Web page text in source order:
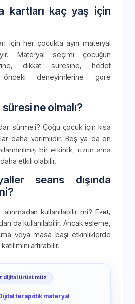
kartları kaç yaş için
için her çocukta aynı materyal
Materyal seçimi çocuğun
dikkat süresine, hedef
deneyimlerine göre
süresi ne olmalı?
sürmeli? Çoğu çocuk için kısa
daha verimlidir. Beş ya da on
bir etkinlik, uzun ama
daha etkili olabilir.
seans dışında
alınmadan kullanılabilir mi? Evet,
da kullanılabilir. Ancak eşleme,
veya masa başı etkinliklerde
artırabilir.
dijital ürünümüz
terapötik materyal